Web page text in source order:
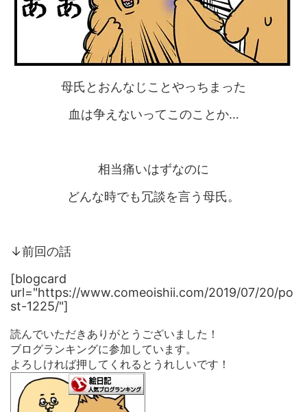
母氏とおんなじことやっちまった
血は争えないってこのことか…
相当痛いはずなのに
どんな時でも冗談を言う母氏。
↓前回の話
[blogcard
url="https://www.comeoishii.com/2019/07/20/po
st-1225/"]
読んでいただきありがとうございました！
ブログランキングに参加しています。
よろしければ押してくれるとうれしいです！